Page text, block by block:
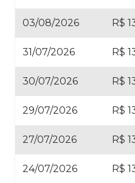
03/08/2026 R$
31/07/2026 R$
30/07/2026 R$
29/07/2026 R$
27/07/2026 R$
24/07/2026 R$